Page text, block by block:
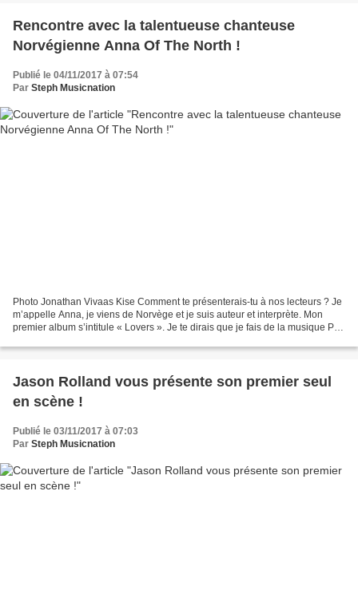
Rencontre avec la talentueuse chanteuse
Norvégienne Anna Of The North !
Publié le 04/11/2017 à 07:54
Par Steph Musicnation
Photo Jonathan Vivaas Kise Comment te présenterais-tu à nos lecteurs ? Je
m’appelle Anna, je viens de Norvège et je suis auteur et interprète. Mon
premier album s’intitule « Lovers ». Je te dirais que je fais de la musique Pop
Jason Rolland vous présente son premier seul
en scène !
Publié le 03/11/2017 à 07:03
Par Steph Musicnation